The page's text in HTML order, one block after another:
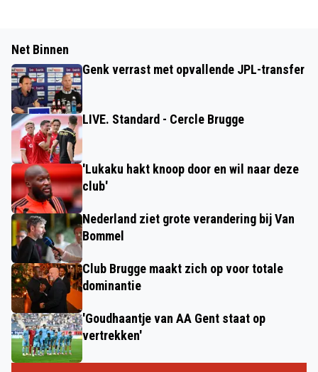
Net Binnen
Genk verrast met opvallende JPL-transfer
LIVE. Standard - Cercle Brugge
'Lukaku hakt knoop door en wil naar deze
club'
Nederland ziet grote verandering bij Van
Bommel
Club Brugge maakt zich op voor totale
dominantie
'Goudhaantje van AA Gent staat op
vertrekken'